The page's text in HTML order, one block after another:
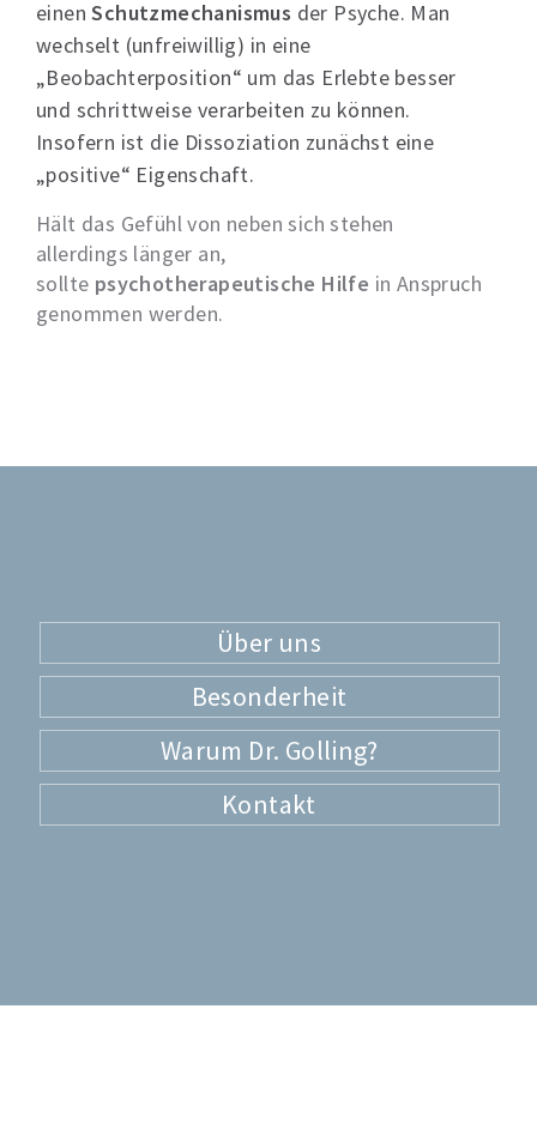
einenSchutzmechanismus der Psyche. Man
wechselt (unfreiwillig) in eine
„Beobachterposition“ um das Erlebte besser
und schrittweise verarbeiten zu können.
Insofern ist die Dissoziation zunächst eine
„positive“ Eigenschaft.
Hält das Gefühl von neben sich stehen
allerdings länger an,
sollte psychotherapeutische Hilfe in Anspruch
genommen werden.
Über uns
Besonderheit
Warum Dr. Golling?
Kontakt